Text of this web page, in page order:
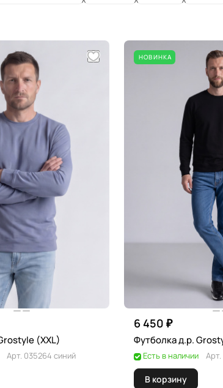
Футболка д.р. Grostyle (XXL)
Арт. 035264 синий
НОВИНКА
6 450 ₽
Есть в наличии Арт.
В корзину